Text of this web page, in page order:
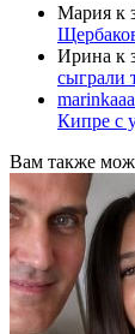
Мария к
Ирина к
сыграли
Кипре с
Вам также